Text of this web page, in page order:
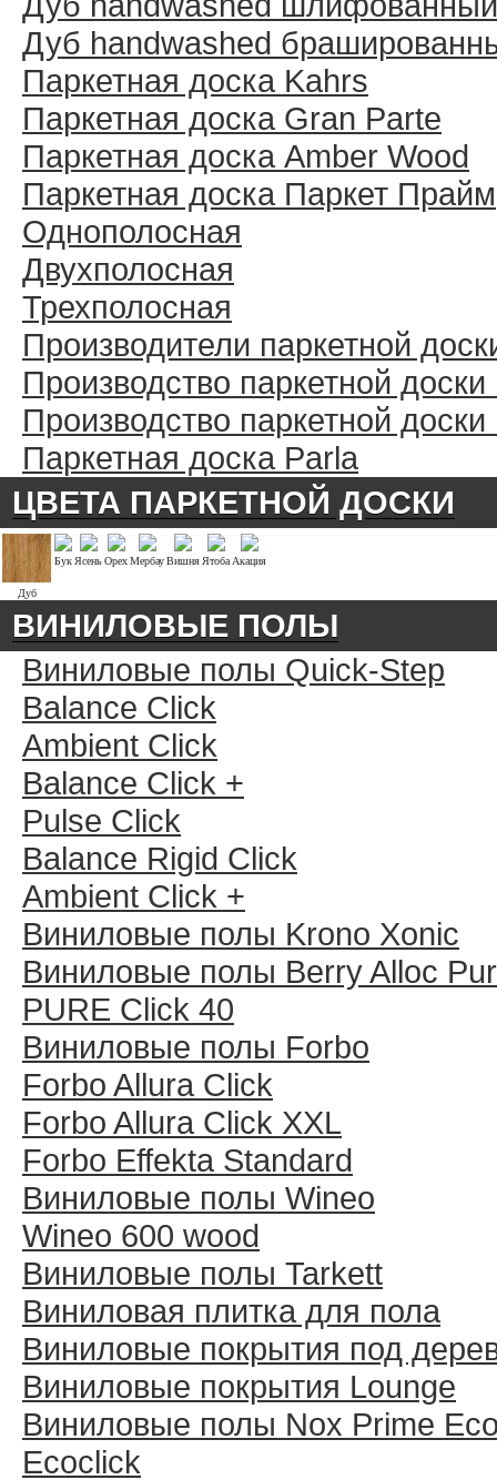
Дуб handwashed
Паркетная доска Kahrs
Паркетная доска Gran Parte
Паркетная доска Amber Wood
Паркетная доска Паркет Прайм
Однополосная
Двухполосная
Трехполосная
Производители паркетной
Производство паркетной
Производство паркетной
Паркетная доска Parla
ЦВЕТА ПАРКЕТНОЙ ДОСКИ
Дуб
Бук ЯсеньОрехМербауВишня Ятоба Акация
ВИНИЛОВЫЕ ПОЛЫ
Виниловые полы Quick-Step
Balance Click
Ambient Click
Balance Click +
Pulse Click
Balance Rigid Click
Ambient Click +
Виниловые полы Krono Xonic
Виниловые полы Berry Alloc
PURE Click 40
Виниловые полы Forbo
Forbo Allura Click
Forbo Allura Click XXL
Forbo Effekta Standard
Виниловые полы Wineo
Wineo 600 wood
Виниловые полы Tarkett
Виниловая плитка для пола
Виниловые покрытия под
Виниловые покрытия Lounge
Виниловые полы Nox Prime
Ecoclick